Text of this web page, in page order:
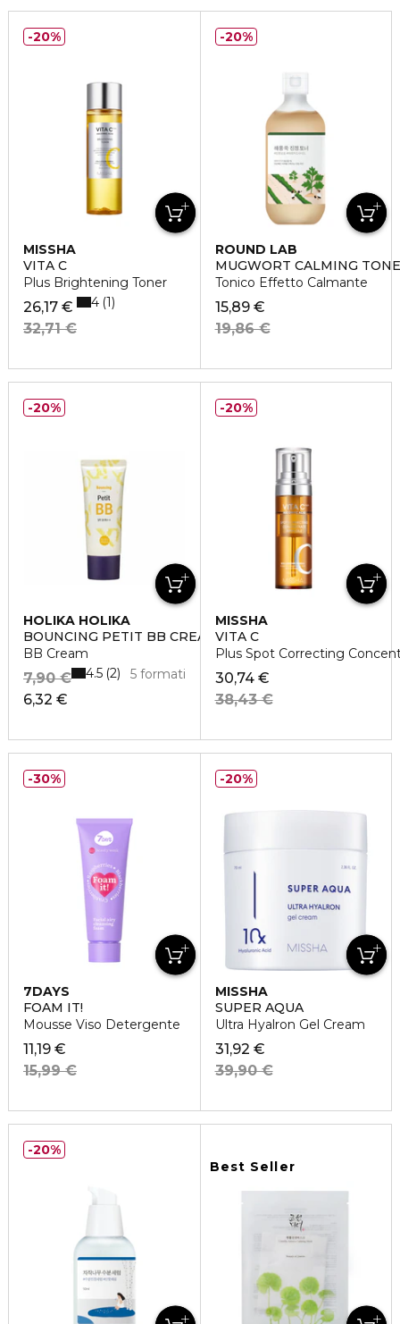
MISSHA
VITA C
Plus Brightening Toner
26,17 €
32,71 €
4 1
20%
ROUND LAB
MUGWORT CALMING
Tonico Effetto Calmante
15,89 €
19,86 €
20%
HOLIKA HOLIKA
BOUNCING PETIT BB CREAM
BB Cream
6,32 €
7,90 € 5 formati
4.5 2
20%
MISSHA
VITA C
Plus Spot Correcting
30,74 €
38,43 €
20%
7DAYS
FOAM IT!
Mousse Viso Detergente
11,19 €
15,99 €
30%
MISSHA
SUPER AQUA
Ultra Hyalron Gel Cream
31,92 €
39,90 €
20%
20%
Best Seller